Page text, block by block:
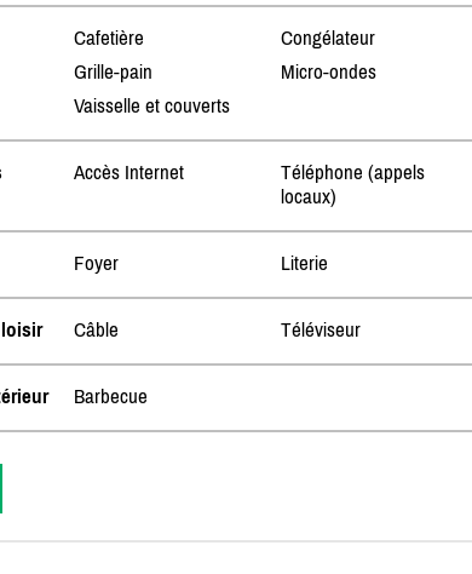
Cafetière Congélateur
Grille-pain
Micro-ondes
Vaisselle et couverts
Accès Internet
Téléphone (appels
locaux)
Foyer Literie
Câble Téléviseur
Barbecue